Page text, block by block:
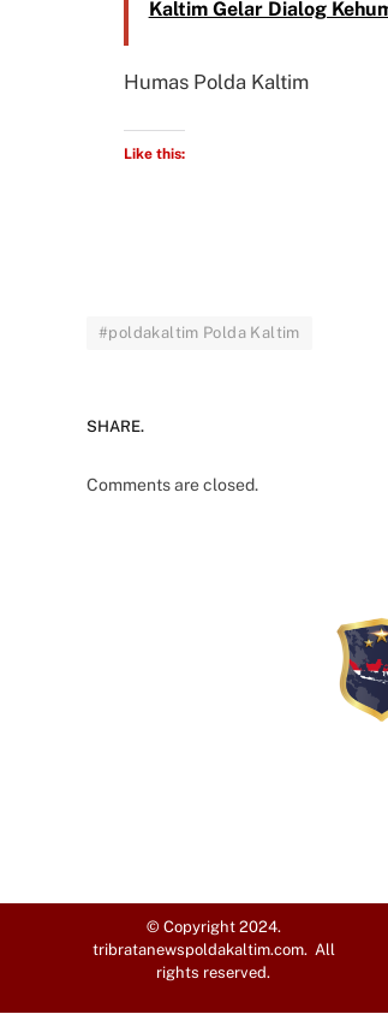
Kaltim Gelar Dialog
Humas Polda Kaltim
Like this:
#poldakaltim Polda Kaltim
SHARE.
Comments are closed.
© Copyright 2024.
tribratanewspoldakaltim.com. All
rights reserved.